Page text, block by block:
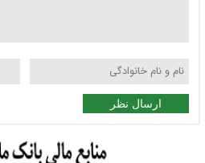
ارسال نظر